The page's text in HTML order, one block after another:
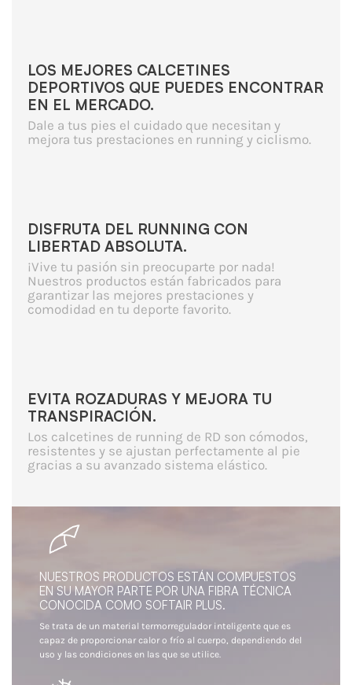
LOS MEJORES CALCETINES
DEPORTIVOS QUE PUEDES ENCONTRAR
EN EL MERCADO.
Dale a tus pies el cuidado que necesitan y
mejora tus prestaciones en running y ciclismo.
DISFRUTA DEL RUNNING CON
LIBERTAD ABSOLUTA.
¡Vive tu pasión sin preocuparte por nada!
Nuestros productos están fabricados para
garantizar las mejores prestaciones y
comodidad en tu deporte favorito.
EVITA ROZADURAS Y MEJORA TU
TRANSPIRACIÓN.
Los calcetines de running de RD son cómodos,
resistentes y se ajustan perfectamente al pie
gracias a su avanzado sistema elástico.
NUESTROS PRODUCTOS ESTÁN COMPUESTOS
EN SU MAYOR PARTE POR UNA FIBRA TÉCNICA
CONOCIDA COMO SOFTAIR PLUS.
Se trata de un material termorregulador inteligente que es
capaz de proporcionar calor o frío al cuerpo, dependiendo del
uso y las condiciones en las que se utilice.